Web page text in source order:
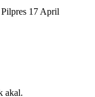
17 April
akal.